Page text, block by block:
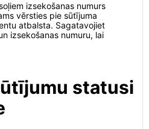
izsekošanas numurs
vērsties pie sūtījuma
atbalsta. Sagatavojiet
izsekošanas numuru, lai
statusi